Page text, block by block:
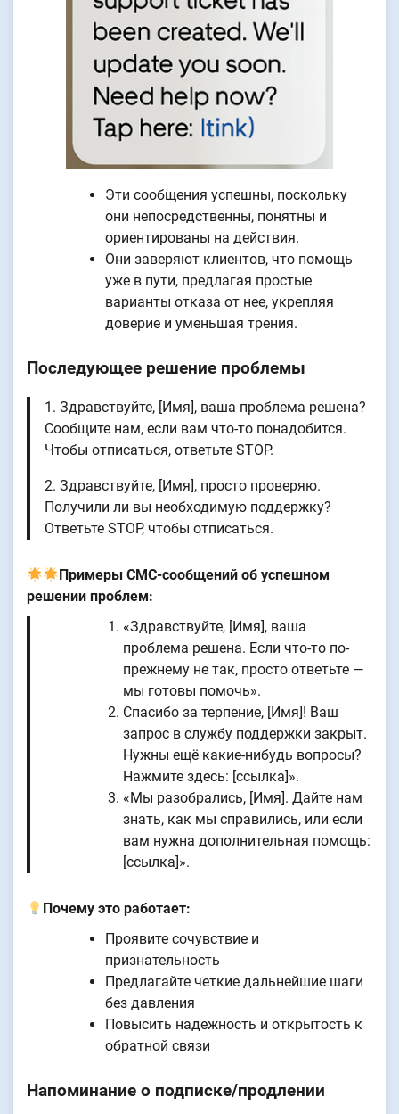
Эти сообщения успешны, поскольку
они непосредственны, понятны и
ориентированы на действия.
Они заверяют клиентов, что помощь
уже в пути, предлагая простые
варианты отказа от нее, укрепляя
доверие и уменьшая трения.
Последующее решение проблемы
1. Здравствуйте, [Имя], ваша проблема решена?
Сообщите нам, если вам что-то понадобится.
Чтобы отписаться, ответьте STOP.
2. Здравствуйте, [Имя], просто проверяю.
Получили ли вы необходимую поддержку?
Ответьте STOP, чтобы отписаться.
Примеры СМС-сообщений об успешном
решении проблем:
«Здравствуйте, [Имя], ваша
проблема решена. Если что-то по-
прежнему не так, просто ответьте —
мы готовы помочь».
Спасибо за терпение, [Имя]! Ваш
запрос в службу поддержки закрыт.
Нужны ещё какие-нибудь вопросы?
Нажмите здесь: [ссылка]».
«Мы разобрались, [Имя]. Дайте нам
знать, как мы справились, или если
вам нужна дополнительная помощь:
[ссылка]».
Почему это работает:
Проявите сочувствие и
признательность
Предлагайте четкие дальнейшие шаги
без давления
Повысить надежность и открытость к
обратной связи
Напоминание о подписке/продлении